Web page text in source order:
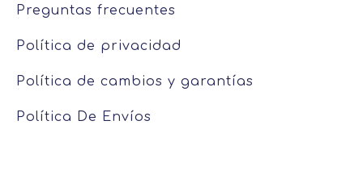
Preguntas frecuentes
Política de privacidad
Política de cambios y garantías
Política De Envíos